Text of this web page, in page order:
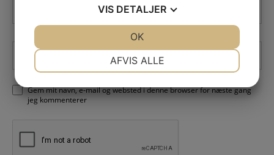
Gem mit navn, e-mail og websted i denne browser for næste gang
jeg kommenterer
VIS DETALJER
MARKETING
AFVIS ALLE
OK